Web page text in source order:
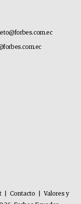
Contacto
Valores y